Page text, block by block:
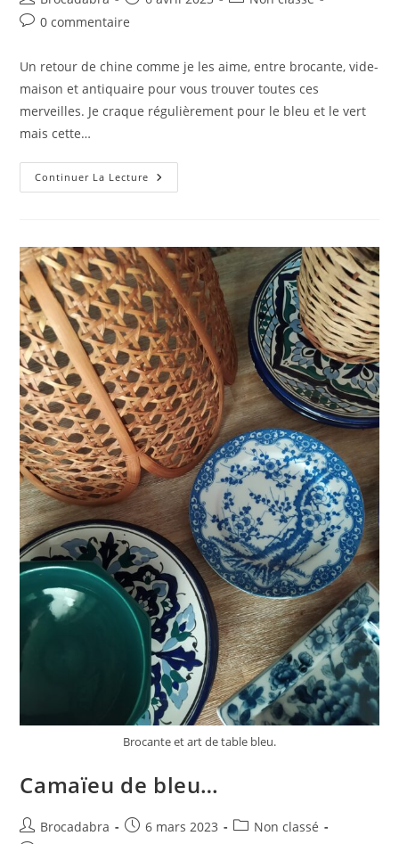
de
publiée :
Commentaires
publication :
0 commentaire
Un retour de chine comme je les aime, entre brocante, vide-
maison et antiquaire pour vous trouver toutes ces
merveilles. Je craque régulièrement pour le bleu et le vert
mais cette…
Continuer La Lecture Retour
De
Brocante et art de table bleu.
Camaïeu de bleu…
Auteur/autrice
Brocadabra
Publication
6 mars 2023
PostNon classé